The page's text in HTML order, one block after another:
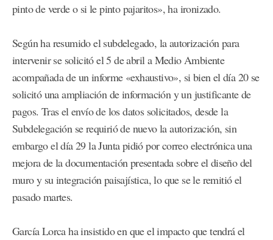
pinto de verde o si le pinto pajaritos», ha ironizado.
Según ha resumido el subdelegado, la autorización para
intervenir se solicitó el 5 de abril a Medio Ambiente
acompañada de un informe «exhaustivo», si bien el día 20 se
solicitó una ampliación de información y un justificante de
pagos. Tras el envío de los datos solicitados, desde la
Subdelegación se requirió de nuevo la autorización, sin
embargo el día 29 la Junta pidió por correo electrónica una
mejora de la documentación presentada sobre el diseño del
muro y su integración paisajística, lo que se le remitió el
pasado martes.
García Lorca ha insistido en que el impacto que tendrá el